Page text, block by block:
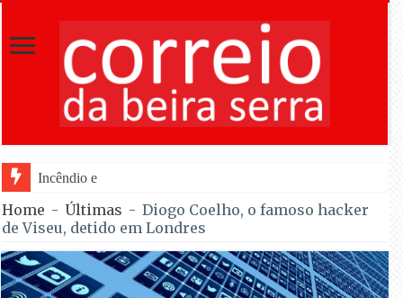
Incêndio em Fornos de Algodres dominado
Home - Últimas - Diogo Coelho, o famoso hacker
de Viseu, detido em Londres